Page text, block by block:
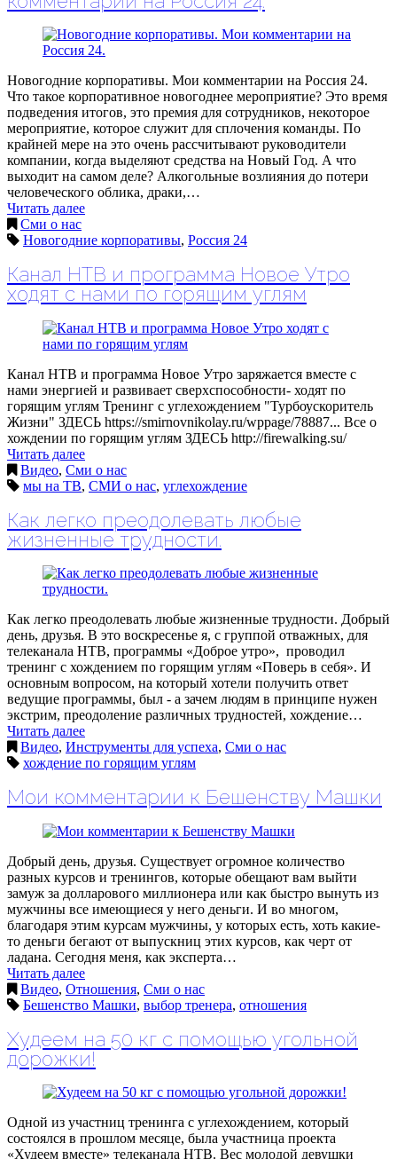
Новогодние корпоративы. Мои комментарии на Россия 24.
Что такое корпоративное новогоднее мероприятие? Это время
подведения итогов, это премия для сотрудников, некоторое
мероприятие, которое служит для сплочения команды. По
крайней мере на это очень рассчитывают руководители
компании, когда выделяют средства на Новый Год. А что
выходит на самом деле? Алкогольные возлияния до потери
человеческого облика, драки,…
Читать далее
Сми о нас
Новогодние корпоративы, Россия 24
Канал НТВ и программа Новое Утро
ходят с нами по горящим углям
Канал НТВ и программа Новое Утро заряжается вместе с
нами энергией и развивает сверхспособности- ходят по
горящим углям Тренинг с углехождением "Турбоускоритель
Жизни" ЗДЕСЬ https://smirnovnikolay.ru/wppage/78887... Все о
хождении по горящим углям ЗДЕСЬ http://firewalking.su/
Читать далее
Видео, Сми о нас
мы на ТВ, СМИ о нас, углехождение
Как легко преодолевать любые
жизненные трудности.
Как легко преодолевать любые жизненные трудности. Добрый
день, друзья. В это воскресенье я, с группой отважных, для
телеканала НТВ, программы «Доброе утро», проводил
тренинг с хождением по горящим углям «Поверь в себя». И
основным вопросом, на который хотели получить ответ
ведущие программы, был - а зачем людям в принципе нужен
экстрим, преодоление различных трудностей, хождение…
Читать далее
Видео, Инструменты для успеха, Сми о нас
хождение по горящим углям
Мои комментарии к Бешенству Машки
Добрый день, друзья. Существует огромное количество
разных курсов и тренингов, которые обещают вам выйти
замуж за долларового миллионера или как быстро вынуть из
мужчины все имеющиеся у него деньги. И во многом,
благодаря этим курсам мужчины, у которых есть, хоть какие-
то деньги бегают от выпускниц этих курсов, как черт от
ладана. Сегодня меня, как эксперта…
Читать далее
Видео, Отношения, Сми о нас
Бешенство Машки, выбор тренера, отношения
Худеем на 50 кг с помощью угольной
дорожки!
Одной из участниц тренинга с углехождением, который
состоялся в прошлом месяце, была участница проекта
«Худеем вместе» телеканала НТВ. Вес молодой девушки